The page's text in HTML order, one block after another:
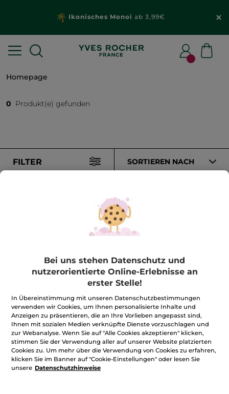
Ikonisches Monoi ab 3,99€
Homepage
0 Produkt(e) gefunden
FILTER SORTIEREN NACH
sindpflanzlich
unsere Felder
biologisch
Mehr entdecken
Bei uns stehen Datenschutz und
nutzerorientierte Online-Erlebnisse an
erster Stelle!
In Übereinstimmung mit unseren Datenschutzbestimmungen
verwenden wir Cookies, um Ihnen personalisierte Inhalte und
Anzeigen zu präsentieren, die an Ihre Vorlieben angepasst sind,
Ihnen mit sozialen Medien verknüpfte Dienste vorzuschlagen und
zur Webanalyse. Wenn Sie auf "Alle Cookies akzeptieren" klicken,
stimmen Sie der Verwendung aller auf unserer Website platzierten
Cookies zu. Um mehr über die Verwendung von Cookies zu erfahren,
klicken Sie im Banner auf "Cookie-Einstellungen" oder lesen Sie
unsere Datenschutzhinweise